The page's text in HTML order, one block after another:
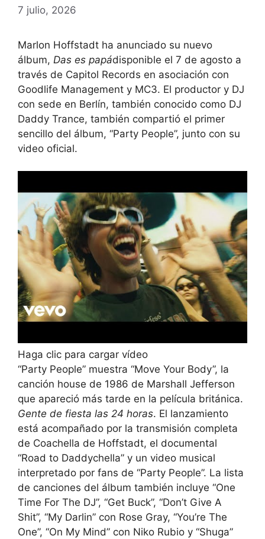
7 julio, 2026
Marlon Hoffstadt ha anunciado su nuevo
álbum, Das es papádisponible el 7 de agosto a
través de Capitol Records en asociación con
Goodlife Management y MC3. El productor y DJ
con sede en Berlín, también conocido como DJ
Daddy Trance, también compartió el primer
sencillo del álbum, “Party People”, junto con su
video oficial.
Haga clic para cargar vídeo
“Party People” muestra “Move Your Body”, la
canción house de 1986 de Marshall Jefferson
que apareció más tarde en la película británica.
Gente de fiesta las 24 horas. El lanzamiento
está acompañado por la transmisión completa
de Coachella de Hoffstadt, el documental
“Road to Daddychella” y un video musical
interpretado por fans de “Party People”. La lista
de canciones del álbum también incluye “One
Time For The DJ”, “Get Buck”, “Don’t Give A
Shit”, “My Darlin” con Rose Gray, “You’re The
One”, “On My Mind” con Niko Rubio y “Shuga”